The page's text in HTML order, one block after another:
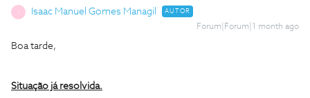
Isaac Manuel Gomes Managil AUTOR
Forum|Forum|1 month ago
Boa tarde,
Situação já resolvida.